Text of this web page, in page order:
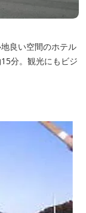
良い空間のホテル
分。観光にもビジ